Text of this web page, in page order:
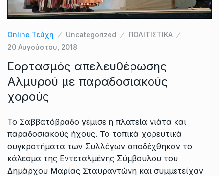
Online Τεύχη Uncategorized
ΠΟΛΙΤΙΣΤΙΚΑ
20 Αυγούστου, 2018
Εορτασμός απελευθέρωσης
Αλμυρού με παραδοσιακούς
χορούς
Το Σαββατόβραδο γέμισε η πλατεία νιάτα και
παραδοσιακούς ήχους. Τα τοπικά χορευτικά
συγκροτήματα των Συλλόγων αποδέχθηκαν το
κάλεσμα της Εντεταλμένης Σύμβουλου του
Δημάρχου Μαρίας Σταυραντώνη και συμμετείχαν